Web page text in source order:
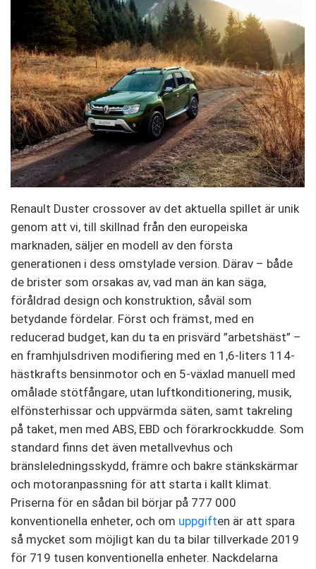
Renault Duster crossover av det aktuella spillet är unik
genom att vi, till skillnad från den europeiska
marknaden, säljer en modell av den första
generationen i dess omstylade version. Därav – både
de brister som orsakas av, vad man än kan säga,
föråldrad design och konstruktion, såväl som
betydande fördelar. Först och främst, med en
reducerad budget, kan du ta en prisvärd ”arbetshäst” –
en framhjulsdriven modifiering med en 1,6-liters 114-
hästkrafts bensinmotor och en 5-växlad manuell med
omålade stötfångare, utan luftkonditionering, musik,
elfönsterhissar och uppvärmda säten, samt takreling
på taket, men med ABS, EBD och förarkrockkudde. Som
standard finns det även metallvevhus och
bränsleledningsskydd, främre och bakre stänkskärmar
och motoranpassning för att starta i kallt klimat.
Priserna för en sådan bil börjar på 777 000
konventionella enheter, och om uppgiften är att spara
så mycket som möjligt kan du ta bilar tillverkade 2019
för 719 tusen konventionella enheter. Nackdelarna